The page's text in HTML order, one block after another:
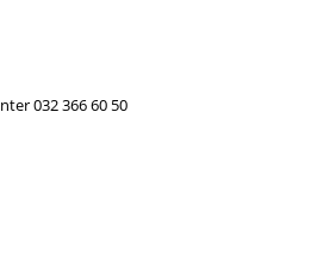
032 366 60 50